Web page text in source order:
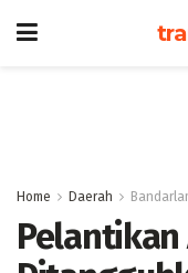
Home Daerah
Pelantikan